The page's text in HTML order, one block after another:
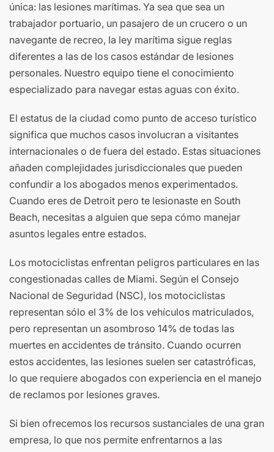
única: las lesiones marítimas. Ya sea que sea un
trabajador portuario, un pasajero de un crucero o un
navegante de recreo, la ley marítima sigue reglas
diferentes a las de los casos estándar de lesiones
personales. Nuestro equipo tiene el conocimiento
especializado para navegar estas aguas con éxito.
El estatus de la ciudad como punto de acceso turístico
significa que muchos casos involucran a visitantes
internacionales o de fuera del estado. Estas situaciones
añaden complejidades jurisdiccionales que pueden
confundir a los abogados menos experimentados.
Cuando eres de Detroit pero te lesionaste en South
Beach, necesitas a alguien que sepa cómo manejar
asuntos legales entre estados.
Los motociclistas enfrentan peligros particulares en las
congestionadas calles de Miami. Según el Consejo
Nacional de Seguridad (NSC), los motociclistas
representan sólo el 3% de los vehículos matriculados,
pero representan un asombroso 14% de todas las
muertes en accidentes de tránsito. Cuando ocurren
estos accidentes, las lesiones suelen ser catastróficas,
lo que requiere abogados con experiencia en el manejo
de reclamos por lesiones graves.
Si bien ofrecemos los recursos sustanciales de una gran
empresa, lo que nos permite enfrentarnos a las